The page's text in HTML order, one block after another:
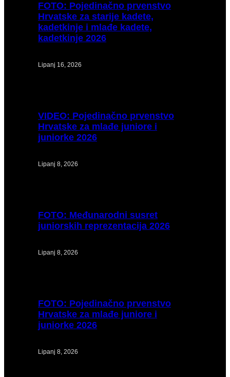
FOTO: Pojedinačno prvenstvo
Hrvatske za starije kadete,
kadetkinje i mlađe kadete,
kadetkinje 2026
Lipanj 16, 2026
VIDEO: Pojedinačno prvenstvo
Hrvatske za mlađe juniore i
juniorke 2026
Lipanj 8, 2026
FOTO: Međunarodni susret
juniorskih reprezentacija 2026
Lipanj 8, 2026
FOTO: Pojedinačno prvenstvo
Hrvatske za mlađe juniore i
juniorke 2026
Lipanj 8, 2026